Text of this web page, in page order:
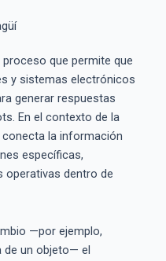
proceso que permite que
y sistemas electrónicos
generar respuestas
En el contexto de la
la información
específicas,
operativas dentro de
—por ejemplo,
de un objeto— el